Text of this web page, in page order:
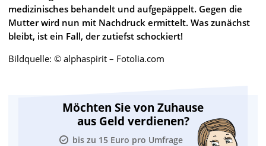
medizinisches behandelt und aufgepäppelt. Gegen die
Mutter wird nun mit Nachdruck ermittelt. Was zunächst
bleibt, ist ein Fall, der zutiefst schockiert!
Bildquelle: © alphaspirit – Fotolia.com
Möchten Sie von Zuhause
aus Geld verdienen?
bis zu 15 Euro pro Umfrage